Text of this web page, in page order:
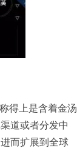
得上是含着金汤
道或者分发中
而扩展到全球